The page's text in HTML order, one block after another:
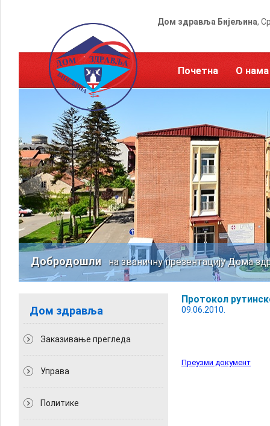
Дом здравља Бијељина,
Почетна О нама
Добродошлина званичну презентацију Дома
Дом здравља
Заказивање прегледа
Управа
Политикe
Протокол
09.06.2010.
Преузми документ